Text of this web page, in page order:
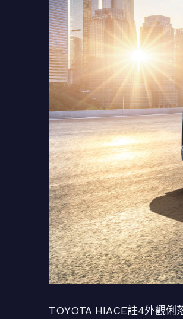
TOYOTA HIACE註4外觀俐